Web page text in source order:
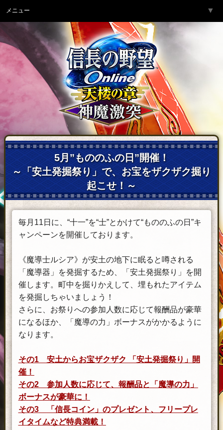
メニュー ▼
トップページ
ゲーム紹介
サービス
コミュニティ
ネットカフェ ▼
5月”もののふの日”開催！
～「安土発掘祭り」で、お宝をザクザク掘り
起こせ！～
毎月11日に、“十一”を“士”とかけて“もののふの日”キ
ャンペーンを開催しております。
《魔導士ルシア》が安土の地下に眠ると噂される
「魔導器」を発掘するため、「安土発掘祭り」を開
催します。町中を掘りかえして、埋もれたアイテム
を発掘しちゃいましょう！
さらに、お祭りへの参加人数に応じて報酬品が豪華
になるほか、「魔導の力」ボーナスがかかるように
なります。
その1 安土からお宝ザクザク 「安土発掘祭り」開
催！
その2
参加人数に応じて、報酬品と「魔導の力」
ボーナスが豪華に！
その3
「信長コイン」のプレゼント、 フリ ープレ
イタイムなど特典満載！